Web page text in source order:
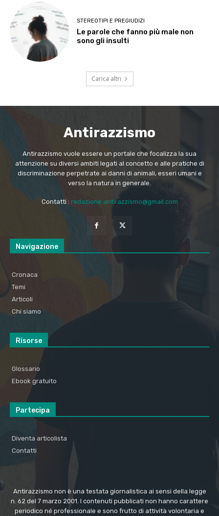
STEREOTIPI E PREGIUDIZI
Le parole che fanno più male non
sono gli insulti
Carica altri
Antirazzismo
Antirazzismo vuole essere un portale che focalizza la sua
attenzione su diversi ambiti legati al concetto e alle pratiche di
discriminazione perpetrate ai danni di animali, esseri umani e
verso la natura in generale.
Contatti : redazione.antirazzismo@gmail.com
Navigazione
Cronaca
Temi
Articoli
Chi siamo
Risorse
Glossario
Ebook gratuito
Partecipa
Diventa articolista
Contatti
Antirazzismo non è una testata giornalistica ai sensi della legge
n. 62 del 7 marzo 2001. I contenuti pubblicati non hanno carattere
periodico né professionale e sono frutto di attività volontaria e